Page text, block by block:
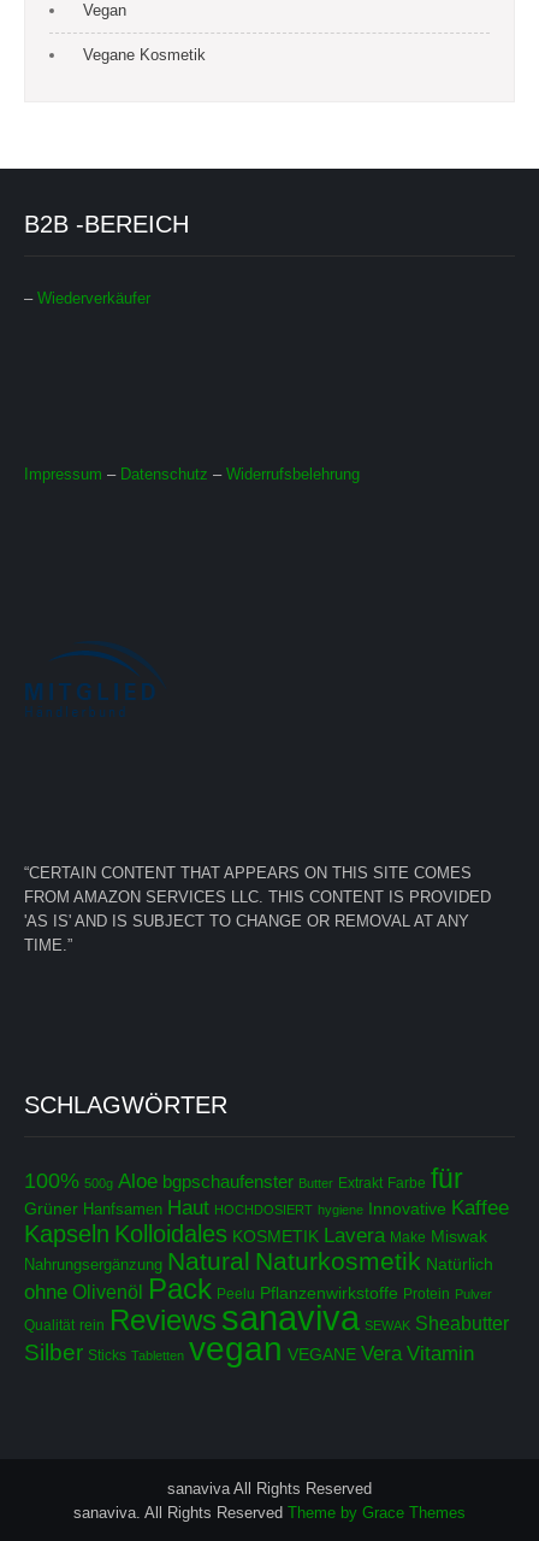
Vegan
Vegane Kosmetik
B2B -BEREICH
– Wiederverkäufer
Impressum – Datenschutz – Widerrufsbelehrung
“CERTAIN CONTENT THAT APPEARS ON THIS SITE COMES
FROM AMAZON SERVICES LLC. THIS CONTENT IS PROVIDED
'AS IS' AND IS SUBJECT TO CHANGE OR REMOVAL AT ANY
TIME.”
SCHLAGWÖRTER
100% 500g Aloe bgpschaufenster Butter Extrakt Farbe für
Grüner Hanfsamen Haut HOCHDOSIERT hygiene Innovative Kaffee
Kapseln Kolloidales KOSMETIK Lavera Make Miswak
Nahrungsergänzung Natural Naturkosmetik Natürlich
ohne Olivenöl Pack Peelu Pflanzenwirkstoffe Protein Pulver
Qualität rein Reviews sanaviva SEWAK Sheabutter
Silber Sticks Tabletten vegan VEGANE Vera Vitamin
sanaviva All Rights Reserved
sanaviva. All Rights Reserved Theme by Grace Themes